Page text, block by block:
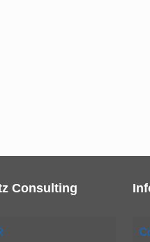
Consulting